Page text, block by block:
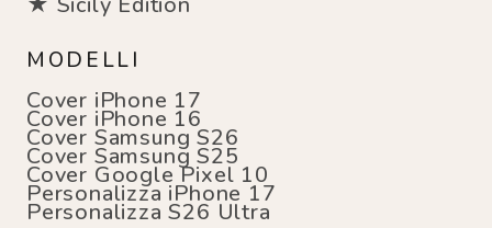
MODELLI
Cover iPhone 17
Cover iPhone 16
Cover Samsung S26
Cover Samsung S25
Cover Google Pixel 10
Personalizza iPhone 17
Personalizza S26 Ultra